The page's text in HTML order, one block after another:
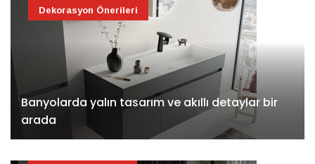
Banyolarda yalın tasarım ve akıllı detaylar bir
arada
Dekorasyon Önerileri